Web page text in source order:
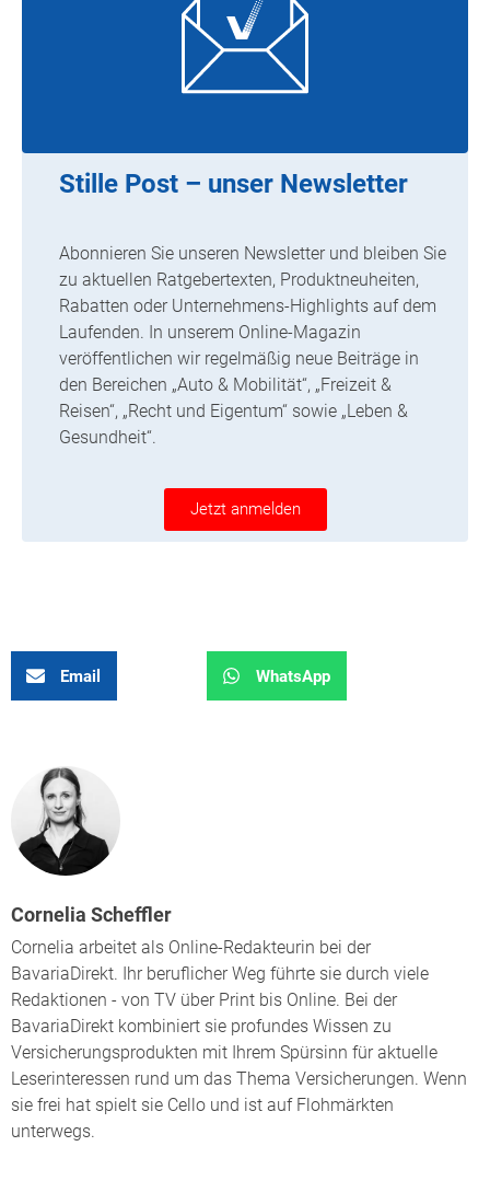
Stille Post – unser Newsletter
Abonnieren Sie unseren Newsletter und bleiben Sie
zu aktuellen Ratgebertexten, Produktneuheiten,
Rabatten oder Unternehmens-Highlights auf dem
Laufenden. In unserem Online-Magazin
veröffentlichen wir regelmäßig neue Beiträge in
den Bereichen „Auto & Mobilität“, „Freizeit &
Reisen“, „Recht und Eigentum“ sowie „Leben &
Gesundheit“.
Jetzt anmelden
Email WhatsApp
Cornelia Scheffler
Cornelia arbeitet als Online-Redakteurin bei der
BavariaDirekt. Ihr beruflicher Weg führte sie durch viele
Redaktionen - von TV über Print bis Online. Bei der
BavariaDirekt kombiniert sie profundes Wissen zu
Versicherungsprodukten mit Ihrem Spürsinn für aktuelle
Leserinteressen rund um das Thema Versicherungen. Wenn
sie frei hat spielt sie Cello und ist auf Flohmärkten
unterwegs.